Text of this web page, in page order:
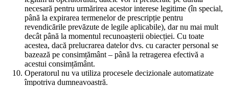
necesară pentru urmărirea acestor interese legitime (în special,
până la expirarea termenelor de prescripție pentru
revendicările prevăzute de legile aplicabile), dar nu mai mult
decât până la momentul recunoașterii obiecției. Cu toate
acestea, dacă prelucrarea datelor dvs. cu caracter personal se
bazează pe consimțământ – până la retragerea efectivă a
acestui consimțământ.
Operatorul nu va utiliza procesele decizionale automatizate
împotriva dumneavoastră.